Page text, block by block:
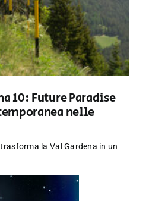
10: Future Paradise
nelle
la Val Gardena in un